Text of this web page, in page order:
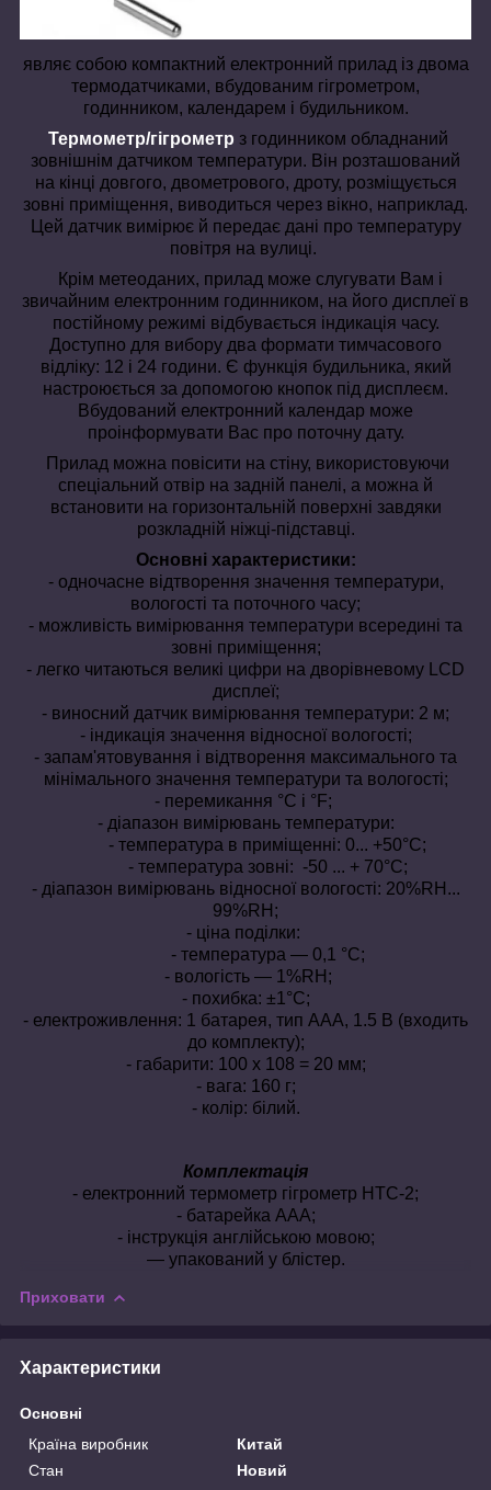
являє собою компактний електронний прилад із двома
термодатчиками, вбудованим гігрометром,
годинником, календарем і будильником.
Термометр/гігрометр з годинником обладнаний
зовнішнім датчиком температури. Він розташований
на кінці довгого, двометрового, дроту, розміщується
зовні приміщення, виводиться через вікно, наприклад.
Цей датчик вимірює й передає дані про температуру
повітря на вулиці.
Крім метеоданих, прилад може слугувати Вам і
звичайним електронним годинником, на його дисплеї в
постійному режимі відбувається індикація часу.
Доступно для вибору два формати тимчасового
відліку: 12 і 24 години. Є функція будильника, який
настроюється за допомогою кнопок під дисплеєм.
Вбудований електронний календар може
проінформувати Вас про поточну дату.
Прилад можна повісити на стіну, використовуючи
спеціальний отвір на задній панелі, а можна й
встановити на горизонтальній поверхні завдяки
розкладній ніжці-підставці.
Основні характеристики:
- одночасне відтворення значення температури,
вологості та поточного часу;
- можливість вимірювання температури всередині та
зовні приміщення;
- легко читаються великі цифри на дворівневому LCD
дисплеї;
- виносний датчик вимірювання температури: 2 м;
- індикація значення відносної вологості;
- запам'ятовування і відтворення максимального та
мінімального значення температури та вологості;
- перемикання °C і °F;
- діапазон вимірювань температури:
- температура в приміщенні: 0... +50°C;
- температура зовні: -50 ... + 70°C;
- діапазон вимірювань відносної вологості: 20%RH...
99%RH;
- ціна поділки:
- температура — 0,1 °C;
- вологість — 1%RH;
- похибка: ±1°C;
- електроживлення: 1 батарея, тип AAA, 1.5 В (входить
до комплекту);
- габарити: 100 х 108 = 20 мм;
- вага: 160 г;
- колір: білий.
Комплектація
- електронний термометр гігрометр HTC-2;
- батарейка AAA;
- інструкція англійською мовою;
— упакований у блістер.
Приховати
Характеристики
Основні
Країна виробник
Китай
Стан
Новий